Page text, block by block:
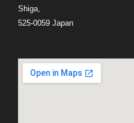
Shiga,
525-0059 Japan